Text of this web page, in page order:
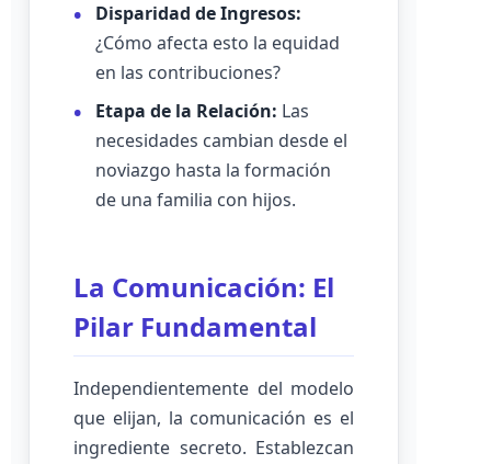
Disparidad de Ingresos:
¿Cómo afecta esto la equidad
en las contribuciones?
Etapa de la Relación: Las
necesidades cambian desde el
noviazgo hasta la formación
de una familia con hijos.
La Comunicación: El
Pilar Fundamental
Independientemente del modelo
que elijan, la comunicación es el
ingrediente secreto. Establezcan